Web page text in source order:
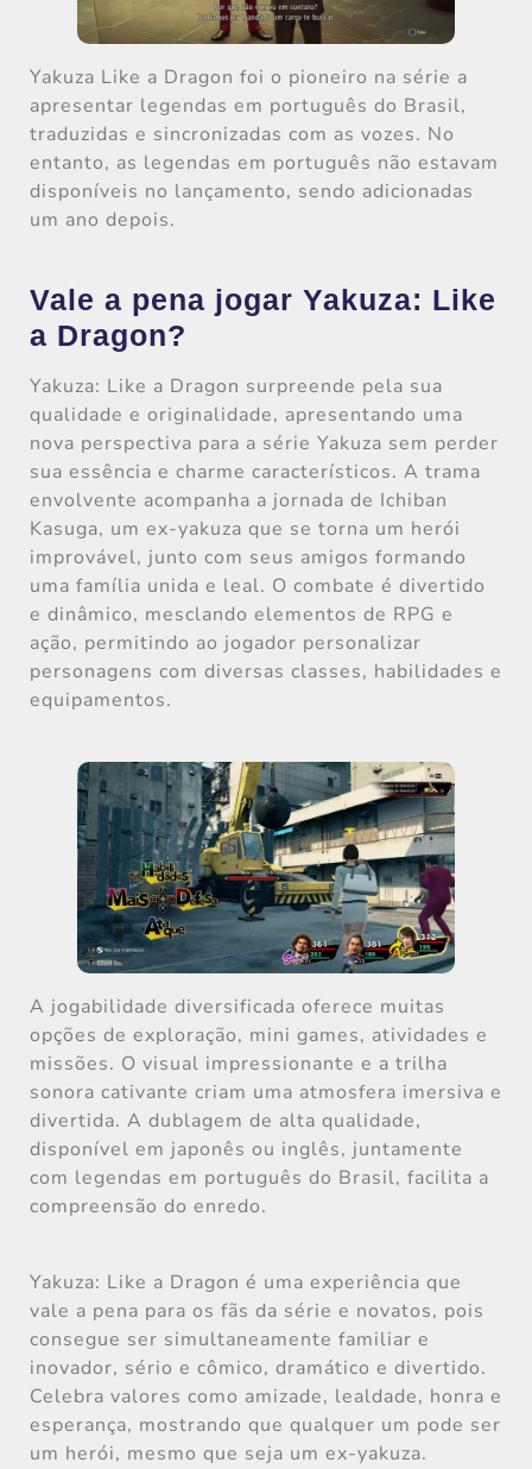
Yakuza Like a Dragon foi o pioneiro na série a
apresentar legendas em português do Brasil,
traduzidas e sincronizadas com as vozes. No
entanto, as legendas em português não estavam
disponíveis no lançamento, sendo adicionadas
um ano depois.
Vale a pena jogar Yakuza: Like
a Dragon?
Yakuza: Like a Dragon surpreende pela sua
qualidade e originalidade, apresentando uma
nova perspectiva para a série Yakuza sem perder
sua essência e charme característicos. A trama
envolvente acompanha a jornada de Ichiban
Kasuga, um ex-yakuza que se torna um herói
improvável, junto com seus amigos formando
uma família unida e leal. O combate é divertido
e dinâmico, mesclando elementos de RPG e
ação, permitindo ao jogador personalizar
personagens com diversas classes, habilidades e
equipamentos.
A jogabilidade diversificada oferece muitas
opções de exploração, mini games, atividades e
missões. O visual impressionante e a trilha
sonora cativante criam uma atmosfera imersiva e
divertida. A dublagem de alta qualidade,
disponível em japonês ou inglês, juntamente
com legendas em português do Brasil, facilita a
compreensão do enredo.
Yakuza: Like a Dragon é uma experiência que
vale a pena para os fãs da série e novatos, pois
consegue ser simultaneamente familiar e
inovador, sério e cômico, dramático e divertido.
Celebra valores como amizade, lealdade, honra e
esperança, mostrando que qualquer um pode ser
um herói, mesmo que seja um ex-yakuza.